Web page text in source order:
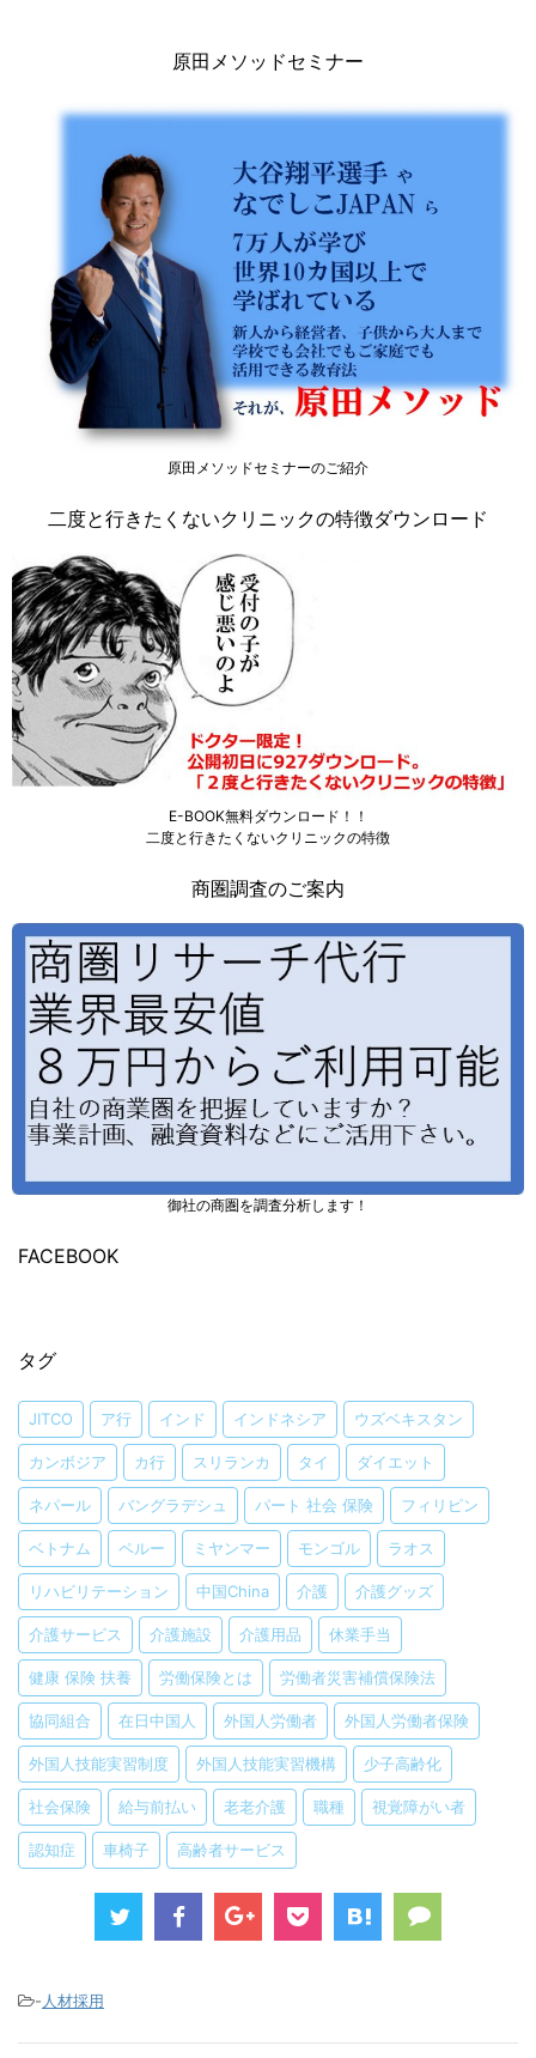
原田メソッドセミナー
原田メソッドセミナーのご紹介
二度と行きたくないクリニックの特徴ダウンロード
E-BOOK無料ダウンロード！！
二度と行きたくないクリニックの特徴
商圏調査のご案内
御社の商圏を調査分析します！
FACEBOOK
タグ
JITCO ア行 インド インドネシア ウズベキスタン
カンボジア カ行 スリランカ タイ ダイエット
ネパール バングラデシュ パート 社会 保険 フィリピン
ベトナム ペルー ミヤンマー モンゴル ラオス
リハビリテーション 中国China 介護 介護グッズ
介護サービス 介護施設 介護用品 休業手当
健康 保険 扶養 労働保険とは 労働者災害補償保険法
協同組合 在日中国人 外国人労働者 外国人労働者保険
外国人技能実習制度 外国人技能実習機構 少子高齢化
社会保険 給与前払い 老老介護 職種 視覚障がい者
認知症 車椅子 高齢者サービス
- 人材採用